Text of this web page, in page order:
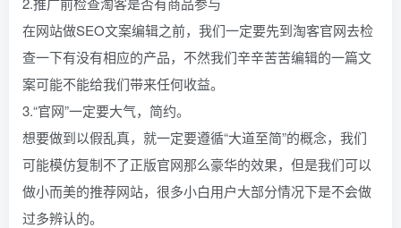
在网站做SEO文案编辑之前，我们一定要先到淘客官网去检
查一下有没有相应的产品，不然我们辛辛苦苦编辑的一篇文
案可能不能给我们带来任何收益。
3.“官网”一定要大气，简约。
想要做到以假乱真，就一定要遵循“大道至简”的概念，我们
可能模仿复制不了正版官网那么豪华的效果，但是我们可以
做小而美的推荐网站，很多小白用户大部分情况下是不会做
过多辨认的。